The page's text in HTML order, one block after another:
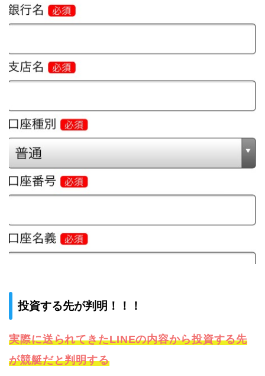
投資する先が判明！！！
実際に送られてきたLINEの内容から投資する先
が競艇だと判明する